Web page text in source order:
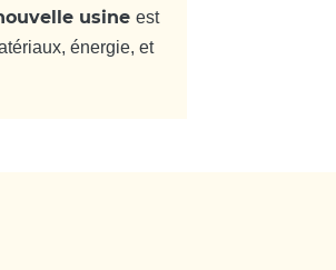
usine est
énergie, et